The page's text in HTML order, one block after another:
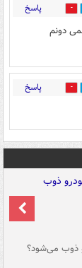
پاسخ
دونم
پاسخ
ذوب می‌شود؟